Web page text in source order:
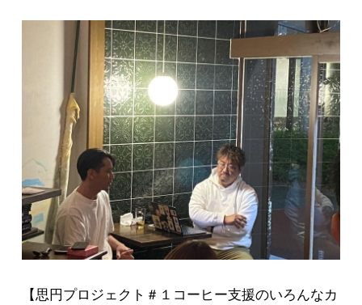
【思円プロジェクト＃１コーヒー支援のいろんなカ